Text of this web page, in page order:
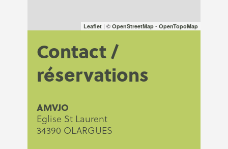
Leaflet | © OpenStreetMap - OpenTopoMap
Contact /
réservations
AMVJO
Eglise St Laurent
34390 OLARGUES